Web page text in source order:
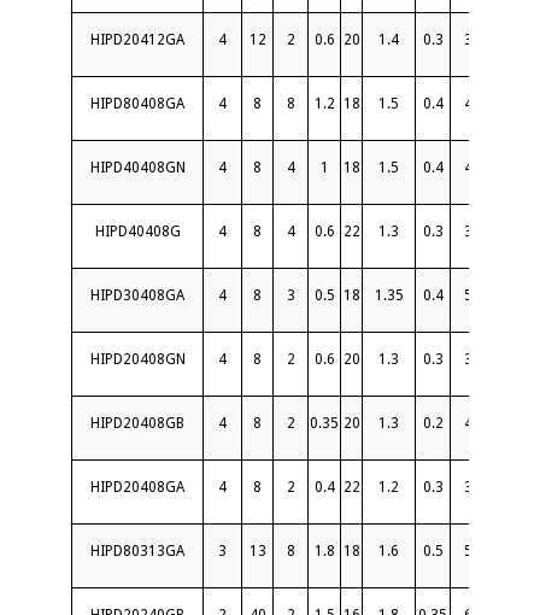
HIPD20412GA 4 12 2 0.6 20 1.4 0.3 3
HIPD80408GA 4 8 8 1.2 18 1.5 0.4 4
HIPD40408GN 4 8 4 1 18 1.5 0.4 4
HIPD40408G 4 8 4 0.6 22 1.3 0.3 3
HIPD30408GA 4 8 3 0.5 18 1.35 0.4 5
HIPD20408GN 4 8 2 0.6 20 1.3 0.3 3
HIPD20408GB 4 8 2 0.35 20 1.3 0.2 4
HIPD20408GA 4 8 2 0.4 22 1.2 0.3 3
HIPD80313GA 3 13 8 1.8 18 1.6 0.5 5